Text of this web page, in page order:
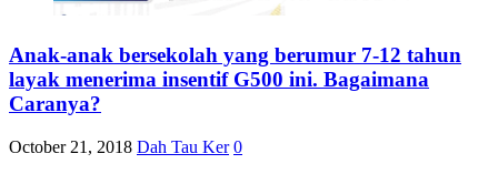
Anak-anak bersekolah yang berumur 7-12 tahun
layak menerima insentif G500 ini. Bagaimana
Caranya?
October 21, 2018 Dah Tau Ker 0